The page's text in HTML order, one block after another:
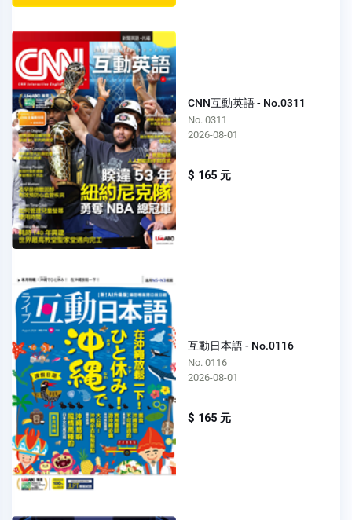
CNN互動英語 - No.0311
No. 0311
2026-08-01
$ 165 元
互動日本語 - No.0116
No. 0116
2026-08-01
$ 165 元